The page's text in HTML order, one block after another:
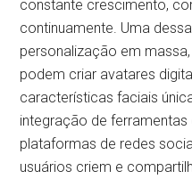
constante crescimento,
continuamente. Uma
personalização em
podem criar avatares
características faciais
integração de
plataformas de redes
usuários criem e